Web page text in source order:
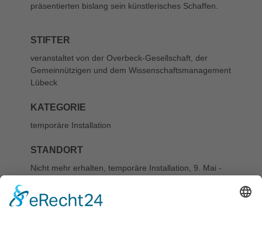
präsentierten bislang sein künstlerisches Schaffen.
STIFTER
veranstaltet von der Overbeck-Gesellschaft, der
Gemeinnützigen und dem Wissenschaftsmanagement
Lübeck
KATEGORIE
temporäre Installation
STANDORT
Nicht mehr erhalten, temporäre Installation, 9. Mai -
Garten der Gemeinnützigen